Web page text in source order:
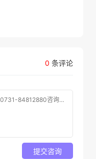
0 条评论
提交咨询